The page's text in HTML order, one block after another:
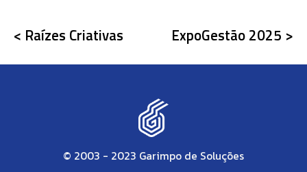
< Raízes Criativas ExpoGestão 2025 >
© 2003 - 2023 Garimpo de Soluções